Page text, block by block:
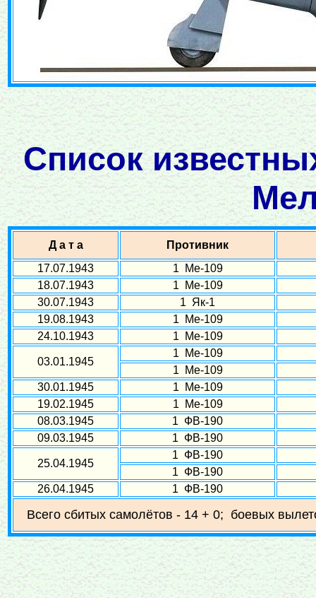
Список
Д а т а
Противник
17.07.1943
1 Ме-109
18.07.1943
1 Ме-109
30.07.1943
1 Як-1
19.08.1943
1 Ме-109
24.10.1943
1 Ме-109
03.01.1945
1 Ме-109
1 Ме-109
30.01.1945
1 Ме-109
19.02.1945
1 Ме-109
08.03.1945
1 ФВ-190
09.03.1945
1 ФВ-190
25.04.1945
1 ФВ-190
1 ФВ-190
26.04.1945
1 ФВ-190
Всего сбитых самолётов - 14 + 0; боевых